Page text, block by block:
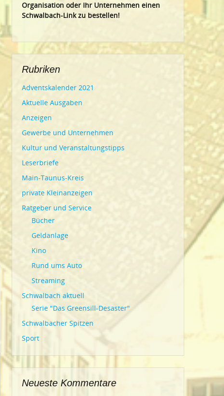
Organisation oder Ihr Unternehmen einen
Schwalbach-Link zu bestellen!
Rubriken
Adventskalender 2021
Aktuelle Ausgaben
Anzeigen
Gewerbe und Unternehmen
Kultur und Veranstaltungstipps
Leserbriefe
Main-Taunus-Kreis
private Kleinanzeigen
Ratgeber und Service
Bücher
Geldanlage
Kino
Rund ums Auto
Streaming
Schwalbach aktuell
Serie "Das Greensill-Desaster"
Schwalbacher Spitzen
Sport
Neueste Kommentare